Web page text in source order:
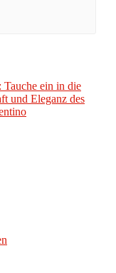
Tauche ein in die
und Eleganz des